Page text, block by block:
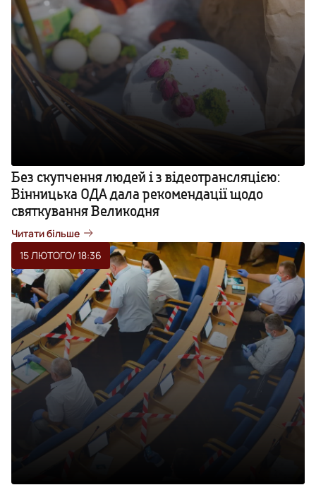
Без скупчення людей і з відеотрансляцією:
Вінницька ОДА дала рекомендації щодо
святкування Великодня
Читати більше
15 ЛЮТОГО/ 18:36